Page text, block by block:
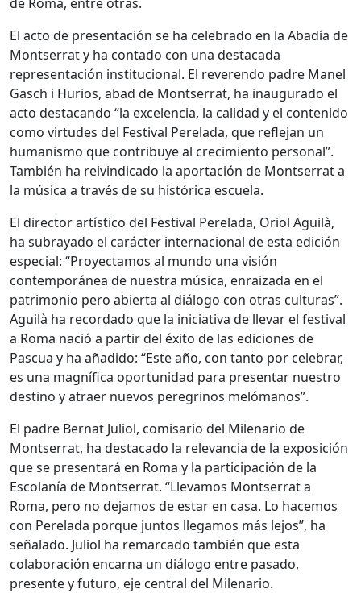
El acto de presentación se ha celebrado en la Abadía de
Montserrat y ha contado con una destacada
representación institucional. El reverendo padre Manel
Gasch i Hurios, abad de Montserrat, ha inaugurado el
acto destacando “la excelencia, la calidad y el contenido
como virtudes del Festival Perelada, que reflejan un
humanismo que contribuye al crecimiento personal”.
También ha reivindicado la aportación de Montserrat a
la música a través de su histórica escuela.
El director artístico del Festival Perelada, Oriol Aguilà,
ha subrayado el carácter internacional de esta edición
especial: “Proyectamos al mundo una visión
contemporánea de nuestra música, enraizada en el
patrimonio pero abierta al diálogo con otras culturas”.
Aguilà ha recordado que la iniciativa de llevar el festival
a Roma nació a partir del éxito de las ediciones de
Pascua y ha añadido: “Este año, con tanto por celebrar,
es una magnífica oportunidad para presentar nuestro
destino y atraer nuevos peregrinos melómanos”.
El padre Bernat Juliol, comisario del Milenario de
Montserrat, ha destacado la relevancia de la exposición
que se presentará en Roma y la participación de la
Escolanía de Montserrat. “Llevamos Montserrat a
Roma, pero no dejamos de estar en casa. Lo hacemos
con Perelada porque juntos llegamos más lejos”, ha
señalado. Juliol ha remarcado también que esta
colaboración encarna un diálogo entre pasado,
presente y futuro, eje central del Milenario.